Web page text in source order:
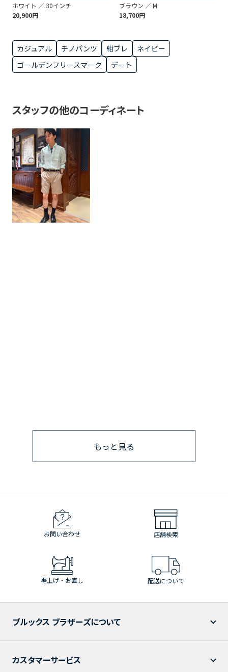
ホワイト ／ 30インチ
20,900円
ブラウン ／ M
18,700円
カジュアル チノパンツ 紺ブレ
ネイビー
ゴールデンフリースマーク
デート
スタッフの他のコーディネート
もっと見る
お問い合わせ 店舗検索
裾上げ・お直し 配送について
ブルックス ブラザーズについて
カスタマーサービス